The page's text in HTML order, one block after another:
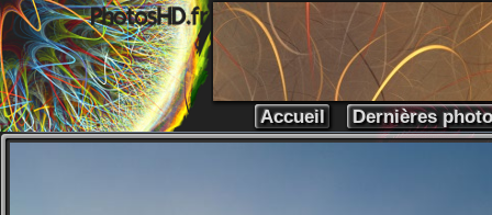
Accueil Dernières